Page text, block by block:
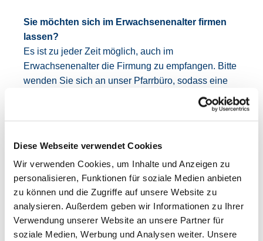
Diese Webseite verwendet Cookies
Wir verwenden Cookies, um Inhalte und Anzeigen zu
personalisieren, Funktionen für soziale Medien anbieten
zu können und die Zugriffe auf unsere Website zu
analysieren. Außerdem geben wir Informationen zu Ihrer
Verwendung unserer Website an unsere Partner für
soziale Medien, Werbung und Analysen weiter. Unsere
Sie möchten sich im Erwachsenenalter firmen
lassen?
Es ist zu jeder Zeit möglich, auch im
Erwachsenenalter die Firmung zu empfangen. Bitte
wenden Sie sich an unser Pfarrbüro, sodass eine
individuelle Vorbereitung abgesprochen werden
Wer firmt?
Was ist das mit den Paten?